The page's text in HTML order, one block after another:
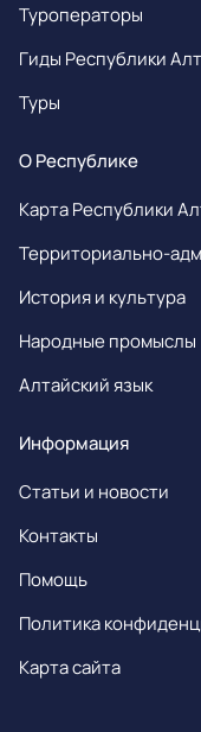
Туроператоры
Гиды Республики
Туры
О Республике
Карта Республики
Территориально-
История и культура
Народные промыслы
Алтайский язык
Информация
Статьи и новости
Контакты
Помощь
Политика
Карта сайта